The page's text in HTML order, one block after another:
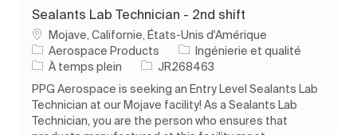
Sealants Lab Technician - 2nd shift
Emplacement
Mojave, Californie, États-Unis d'Amérique
Aerospace Products
Catégorie
Ingénierie et qualité
Type d’emploi
À temps plein ID de l’emploi
JR268463
PPG Aerospace is seeking an Entry Level Sealants Lab
Technician at our Mojave facility! As a Sealants Lab
Technician, you are the person who ensures that